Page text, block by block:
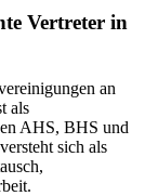
Vertreter in
an
als
AHS, BHS und
sich als